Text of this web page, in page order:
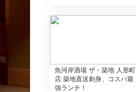
魚河岸酒場 ザ・築地 人形町
店 築地直送刺身、コスパ最
強ランチ！